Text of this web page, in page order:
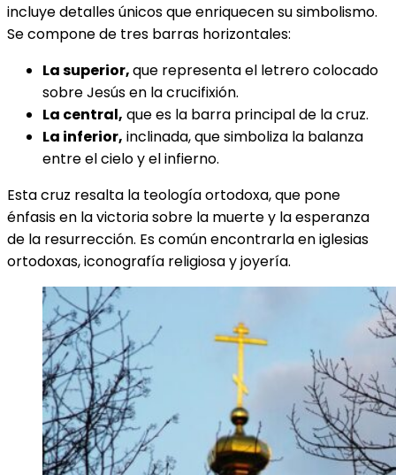
incluye detalles únicos que enriquecen su simbolismo.
Se compone de tres barras horizontales:
La superior,que representa el letrero colocado
sobre Jesús en la crucifixión.
La central, que es la barra principal de la cruz.
La inferior, inclinada, que simboliza la balanza
entre el cielo y el infierno.
Esta cruz resalta la teología ortodoxa, que pone
énfasis en la victoria sobre la muerte y la esperanza
de la resurrección. Es común encontrarla en iglesias
ortodoxas, iconografía religiosa y joyería.